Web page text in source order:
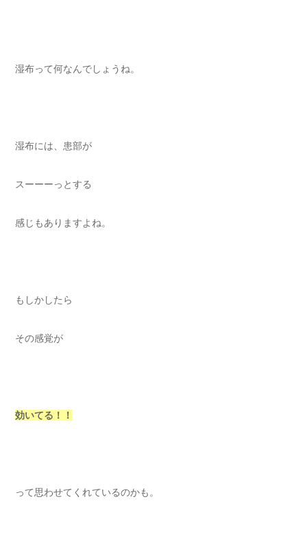
湿布って何なんでしょうね。
湿布には、患部が
スーーーっとする
感じもありますよね。
もしかしたら
その感覚が
効いてる！！
って思わせてくれているのかも。